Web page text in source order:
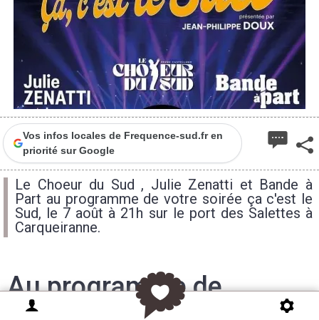
Vos infos locales de Frequence-sud.fr en
priorité sur Google
Le Choeur du Sud , Julie Zenatti et Bande à
Part au programme de votre soirée ça c'est le
Sud, le 7 août à 21h sur le port des Salettes à
Carqueiranne.
Au programme de
l'édition 2026